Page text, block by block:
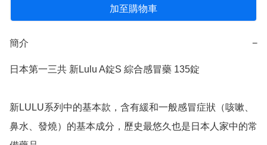
加至購物車
簡介 −
日本第一三共 新Lulu A錠S 綜合感冒藥 135錠
新LULU系列中的基本款，含有緩和一般感冒症狀（咳嗽、
鼻水、發燒）的基本成分，歷史最悠久也是日本人家中的常